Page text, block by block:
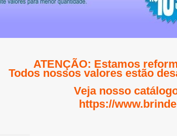
ATENÇÃO: Estamos
Todos nossos valores estão
Veja nosso
https://